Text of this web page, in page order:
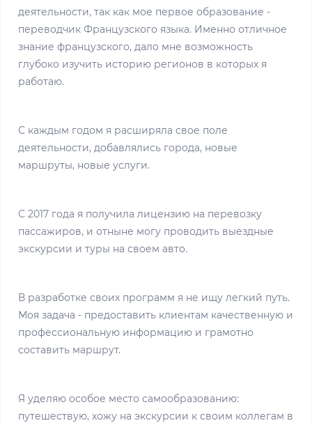
деятельности, так как мое первое образование -
переводчик Французского языка. Именно отличное
знание французского, дало мне возможность
глубоко изучить историю регионов в которых я
работаю.
С каждым годом я расширяла свое поле
деятельности, добавлялись города, новые
маршруты, новые услуги.
С 2017 года я получила лицензию на перевозку
пассажиров, и отныне могу проводить выездные
экскурсии и туры на своем авто.
В разработке своих программ я не ищу легкий путь.
Моя задача - предоставить клиентам качественную и
профессиональную информацию и грамотно
составить маршрут.
Я уделяю особое место самообразованию:
путешествую, хожу на экскурсии к своим коллегам в